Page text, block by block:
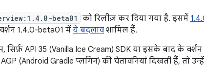
beta01 को रिलीज़ कर दिया गया है. इसमें
1.4.0-beta01 मेंये बदलाव शामिल हैं.
सिर्फ़ API 35 (Vanilla Ice Cream) SDK या इसके बाद के
(Android Gradle प्लगिन) की चेतावनियां दिखती हैं, तो